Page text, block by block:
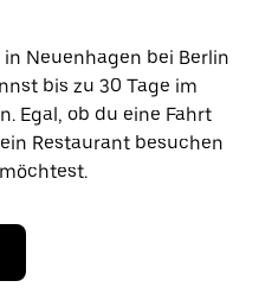
Neuenhagen bei Berlin
bis zu 30 Tage im
Egal, ob du eine Fahrt
Restaurant besuchen